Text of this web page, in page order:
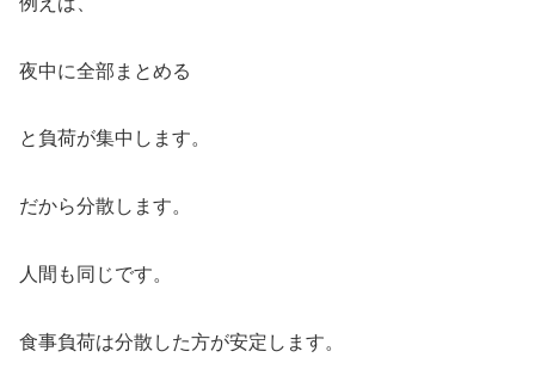
夜中に全部まとめる
と負荷が集中します。
だから分散します。
人間も同じです。
食事負荷は分散した方が安定します。